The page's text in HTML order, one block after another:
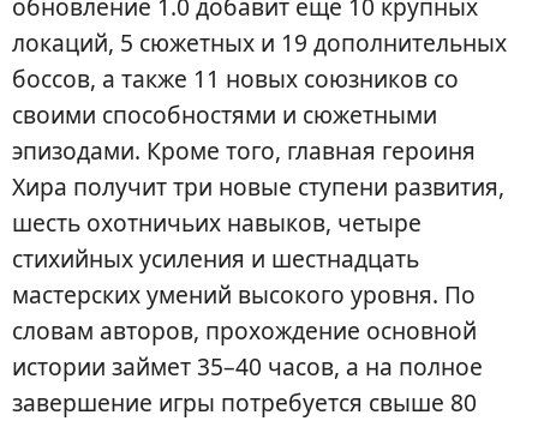
обновление 1.0 добавит еще 10 крупных
локаций, 5 сюжетных и 19 дополнительных
боссов, а также 11 новых союзников со
своими способностями и сюжетными
эпизодами. Кроме того, главная героиня
Хира получит три новые ступени развития,
шесть охотничьих навыков, четыре
стихийных усиления и шестнадцать
мастерских умений высокого уровня. По
словам авторов, прохождение основной
истории займет 35–40 часов, а на полное
завершение игры потребуется свыше 80